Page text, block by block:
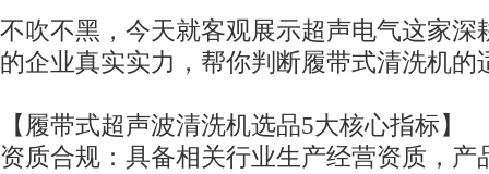
不吹不黑，今天就客观展示超声电气这家深
的企业真实实力，帮你判断履带式清洗机的
【履带式超声波清洗机选品5大核心指标】
资质合规：具备相关行业生产经营资质，产